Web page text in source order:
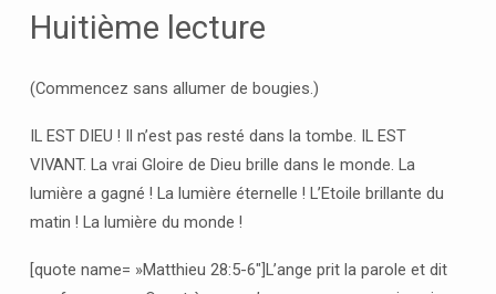
2013
–
Huitième lecture
(Commencez sans allumer de bougies.)
IL EST DIEU ! Il n’est pas resté dans la tombe. IL EST
VIVANT. La vrai Gloire de Dieu brille dans le monde. La
lumière a gagné ! La lumière éternelle ! L’Etoile brillante du
matin ! La lumière du monde !
[quote name= »Matthieu 28:5-6″]L’ange prit la parole et dit